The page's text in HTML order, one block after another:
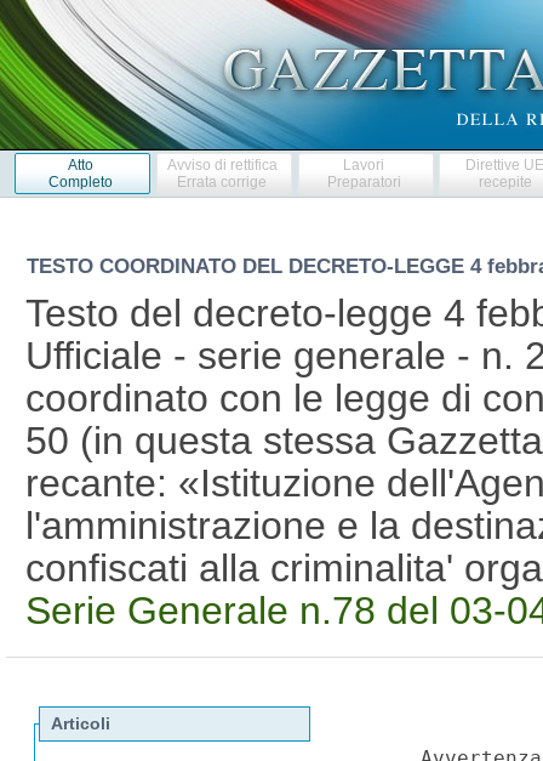
Atto
Completo
Avviso di rettifica
Errata corrige
Lavori
Preparatori
Direttive
recepite
TESTO COORDINATO DEL DECRETO-LEGGE 4
Testo del decreto-legge 4
Ufficiale - serie generale - n.
coordinato con le legge di
50 (in questa stessa
recante: «Istituzione
l'amministrazione e la
confiscati alla criminalita'
Serie Generale n.78 del 03-